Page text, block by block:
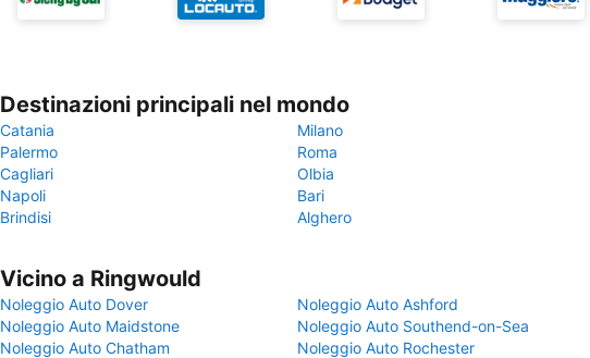
Destinazioni principali nel mondo
Catania
Milano
Palermo
Roma
Cagliari
Olbia
Napoli
Bari
Brindisi
Alghero
Vicino a Ringwould
Noleggio Auto Dover
Noleggio Auto Ashford
Noleggio Auto Maidstone
Noleggio Auto Southend-on-Sea
Noleggio Auto Chatham
Noleggio Auto Rochester